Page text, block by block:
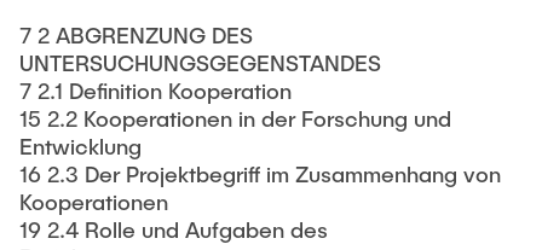
7 2 ABGRENZUNG DES
UNTERSUCHUNGSGEGENSTANDES
7 2.1 Definition Kooperation
15 2.2 Kooperationen in der Forschung und
Entwicklung
16 2.3 Der Projektbegriff im Zusammenhang von
Kooperationen
19 2.4 Rolle und Aufgaben des